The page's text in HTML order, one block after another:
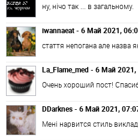
ну, нічо так ... в загальному.
iwannaeat - 6 Май 2021,
стаття непогана але назва
La_Flame_med - 6 Май
Очень хороший пост!
DDarknes - 6 Май 2021,
Мені нарвится стиль